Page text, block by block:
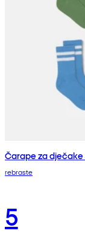
Čarape za
rebraste
5